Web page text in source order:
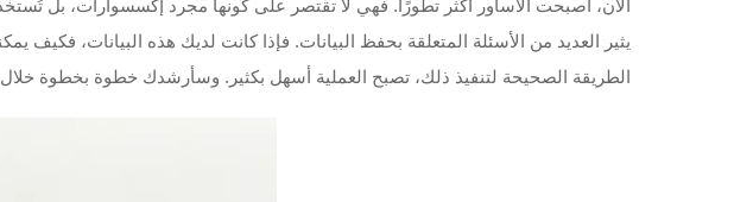
الآن، أصبحت الأساور أكثر تطورًا. فهي لا تقتصر على كونها مجرد إكسسوارات، بل
يثير العديد من الأسئلة المتعلقة بحفظ البيانات. فإذا كانت لديك هذه البيانات،
الطريقة الصحيحة لتنفيذ ذلك، تصبح العملية أسهل بكثير. وسأرشدك خطوة بخطوة خلال